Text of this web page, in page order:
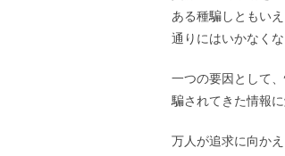
ある種騙しともい
通りにはいかなくな
一つの要因として
騙されてきた情報に
万人が追求に向か